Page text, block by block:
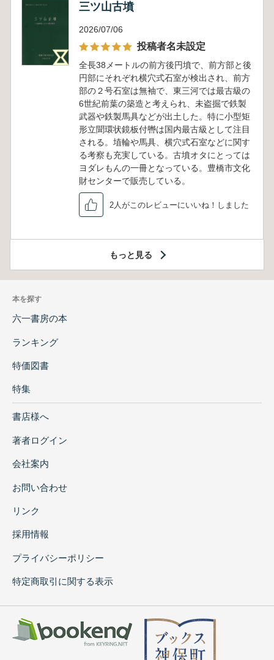
三ツ山古墳
2026/07/06
投稿者名未設定
全長38メートルの前方後円墳で、前方部と後
円部にそれぞれ横穴式石室が検出され、前方
部の２号石室は無袖で、東三河では最古級の
6世紀前葉の築造と考えられ、未盗掘で鉄製
武器や鉄製馬具などが出土した。特に小型矩
形立聞環状鏡板付轡は国内最古級として注目
される。埴輪や馬具、横穴式石室などに関す
る考察も充実している。古墳オタにとっては
ヨダレもんの一冊となっている。豊橋市文化
財センターで販売している。
2人がこのレビューにいいね！しました
もっと見る
本を探す
六一書房の本
ランキング
特価図書
特集
書店様へ
著者ログイン
会社案内
お問い合わせ
リンク
採用情報
プライバシーポリシー
特定商取引に関する表示